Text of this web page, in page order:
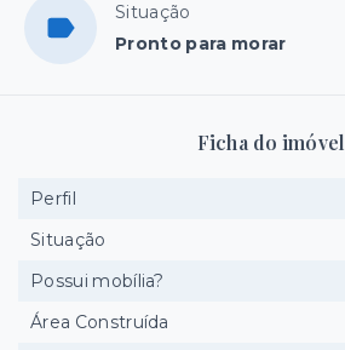
Situação
Pronto para morar
Ficha do imóvel
Perfil
Situação
Possui mobília?
Área Construída